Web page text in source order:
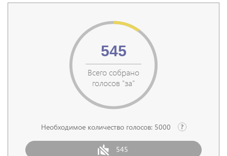
Всего собрано
голосов "за"
545
Необходимое количество голосов: 5000
545